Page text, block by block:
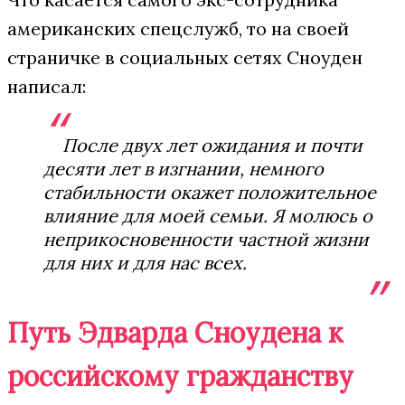
американских спецслужб, то на своей
страничке в социальных сетях Сноуден
написал:
После двух лет ожидания и почти
десяти лет в изгнании, немного
стабильности окажет положительное
влияние для моей семьи. Я молюсь о
неприкосновенности частной жизни
для них и для нас всех.
Путь Эдварда Сноудена к
российскому гражданству